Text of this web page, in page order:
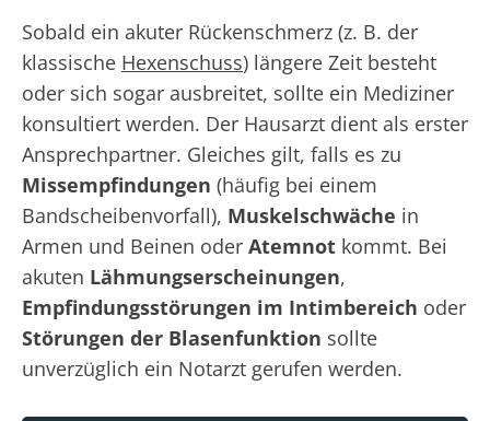
Sobald ein akuter Rückenschmerz (z. B. der
klassische Hexenschuss) längere Zeit besteht
oder sich sogar ausbreitet, sollte ein Mediziner
konsultiert werden. Der Hausarzt dient als erster
Ansprechpartner. Gleiches gilt, falls es zu
Missempfindungen (häufig bei einem
Bandscheibenvorfall), Muskelschwäche in
Armen und Beinen oder Atemnot kommt. Bei
akuten Lähmungserscheinungen,
Empfindungsstörungen im Intimbereich oder
Störungen der Blasenfunktion sollte
unverzüglich ein Notarzt gerufen werden.